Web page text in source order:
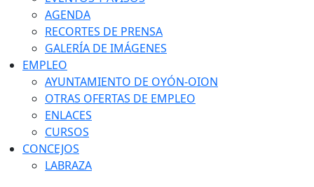
AGENDA
RECORTES DE PRENSA
GALERÍA DE IMÁGENES
EMPLEO
AYUNTAMIENTO DE OYÓN-OION
OTRAS OFERTAS DE EMPLEO
ENLACES
CURSOS
CONCEJOS
LABRAZA